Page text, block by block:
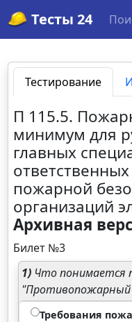
Тесты 24
Тестирование
П 115.5.
минимум для
главных
пожарной
организаций
Архивная
Билет №3
1) Что понимается
Требования